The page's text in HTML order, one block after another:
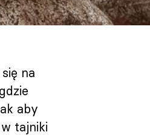
na
aby
tajniki